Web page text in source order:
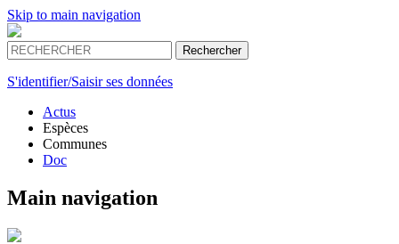
Skip to main navigation
S'identifier/Saisir ses données
Actus
Espèces
Communes
Doc
Main navigation